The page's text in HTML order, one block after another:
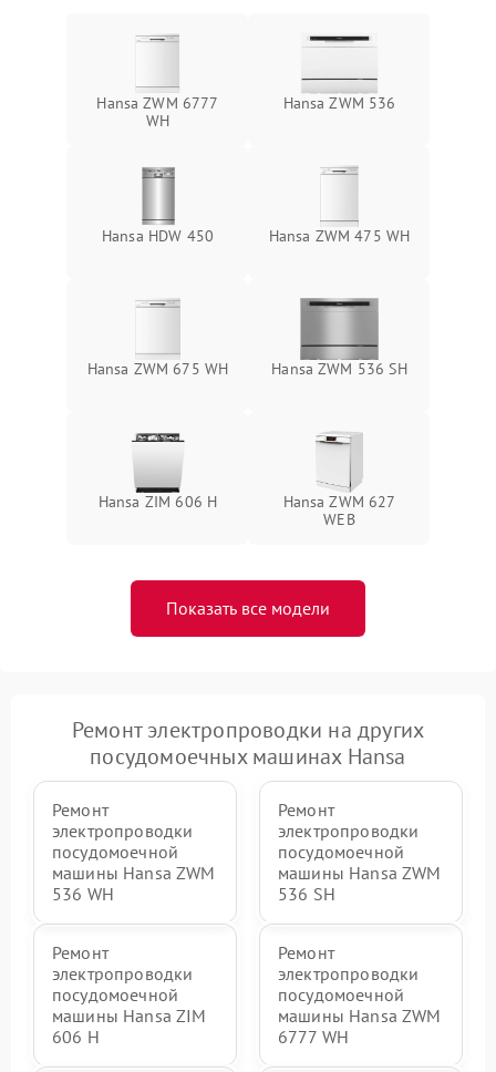
Hansa ZWM 6777
WH
Hansa ZWM 536
Hansa HDW 450 Hansa ZWM 475 WH
Hansa ZWM 675 WH Hansa ZWM 536 SH
Hansa ZIM 606 Н
Hansa ZWM 627
WEB
Показать все модели
Ремонт электропроводки на других
посудомоечных машинах Hansa
Ремонт
электропроводки
посудомоечной
машины Hansa ZWM
536 WH
Ремонт
электропроводки
посудомоечной
машины Hansa ZWM
536 SH
Ремонт
электропроводки
посудомоечной
машины Hansa ZIM
606 Н
Ремонт
электропроводки
посудомоечной
машины Hansa ZWM
6777 WH